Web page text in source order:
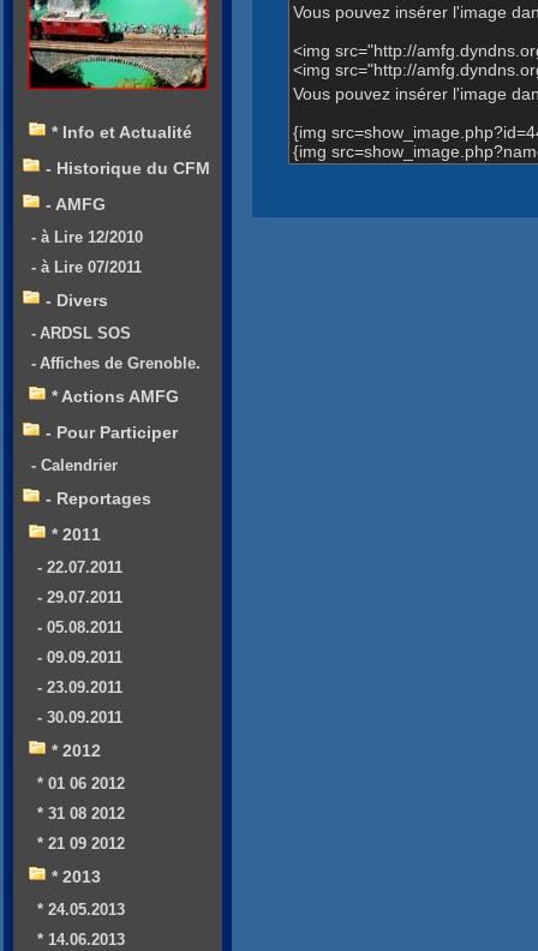
Vous pouvez insérer l'image
<img src="http://
<img src="http://
Vous pouvez insérer l'image
{img
{img
* Info et Actualité
- Historique du CFM
- AMFG
- à Lire 12/2010
- à Lire 07/2011
- Divers
- ARDSL SOS
- Affiches de Grenoble.
* Actions AMFG
- Pour Participer
- Calendrier
- Reportages
* 2011
- 22.07.2011
- 29.07.2011
- 05.08.2011
- 09.09.2011
- 23.09.2011
- 30.09.2011
* 2012
* 01 06 2012
* 31 08 2012
* 21 09 2012
* 2013
* 24.05.2013
* 14.06.2013